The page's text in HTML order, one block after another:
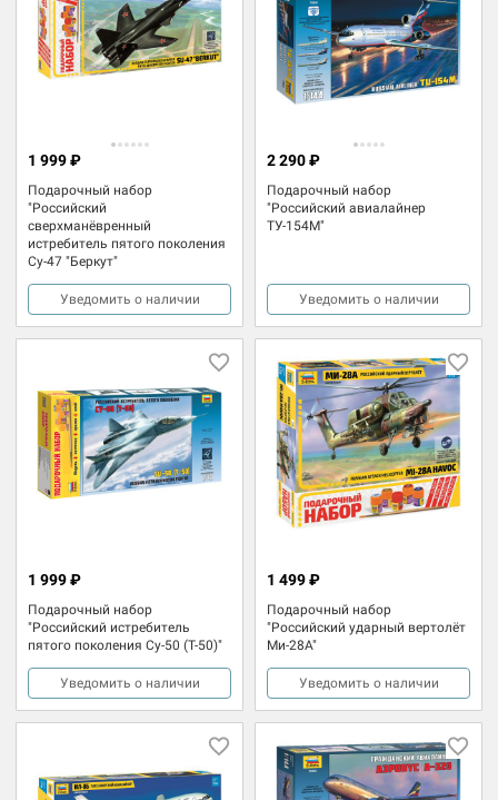
Подарочный набор
"Российский
сверхманёвренный
истребитель пятого поколения
Су-47 "Беркут"
1 999 ₽
Уведомить о наличии
Подарочный набор
"Российский авиалайнер
ТУ-154М"
2 290 ₽
Уведомить о наличии
Подарочный набор
"Российский истребитель
пятого поколения Су-50 (Т-50)"
1 999 ₽
Уведомить о наличии
Подарочный набор
"Российский ударный вертолёт
Ми-28А"
1 499 ₽
Уведомить о наличии